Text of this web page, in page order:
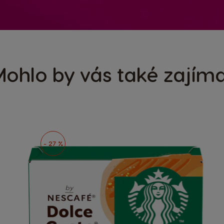
by vás také
- 27 %